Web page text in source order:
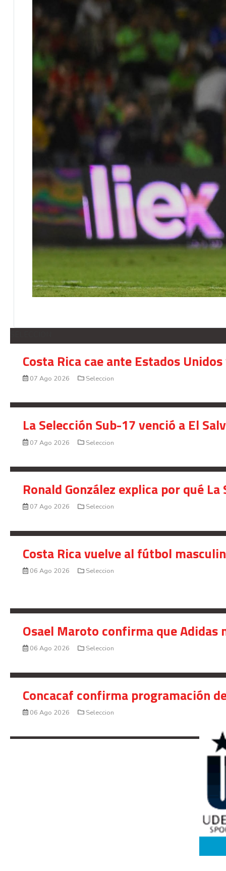
Costa Rica cae ante Estados
07 Ago 2026 Seleccion
La Selección Sub-17 venció a El
07 Ago 2026 Seleccion
Ronald González explica por qué
07 Ago 2026 Seleccion
Costa Rica vuelve al fútbol
06 Ago 2026 Seleccion
Osael Maroto confirma que Adidas
06 Ago 2026 Seleccion
Concacaf confirma programación
06 Ago 2026 Seleccion